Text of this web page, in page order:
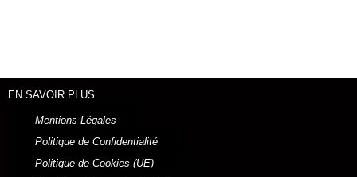
EN SAVOIR PLUS
Mentions Légales
Politique de Confidentialité
Politique de Cookies (UE)